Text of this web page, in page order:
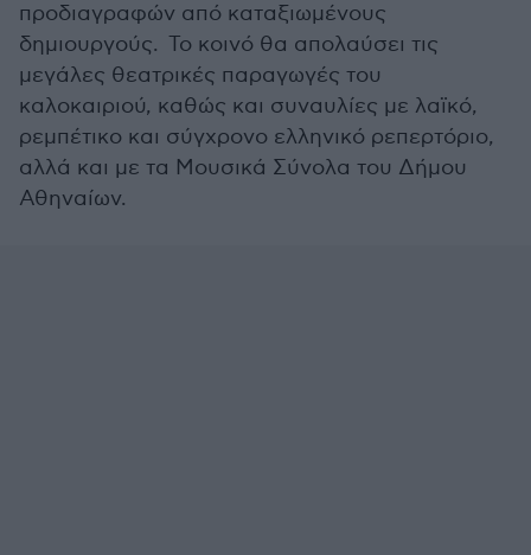
προδιαγραφών από καταξιωμένους
δημιουργούς. Το κοινό θα απολαύσει τις
μεγάλες θεατρικές παραγωγές του
καλοκαιριού, καθώς και συναυλίες με λαϊκό,
ρεμπέτικο και σύγχρονο ελληνικό ρεπερτόριο,
αλλά και με τα Μουσικά Σύνολα του Δήμου
Αθηναίων.